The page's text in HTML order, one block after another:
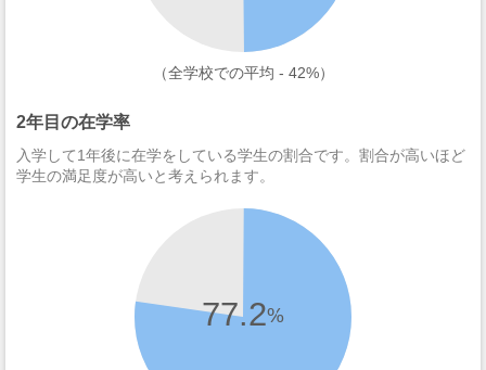
（全学校での平均 - 42%）
2年目の在学率
入学して1年後に在学をしている学生の割合です。割合が高いほど
学生の満足度が高いと考えられます。
77.2%